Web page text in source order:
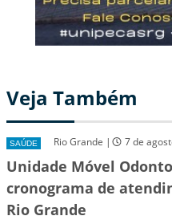
Veja Também
SAÚDE Rio Grande | 7 de
Unidade Móvel
cronograma de
Rio Grande